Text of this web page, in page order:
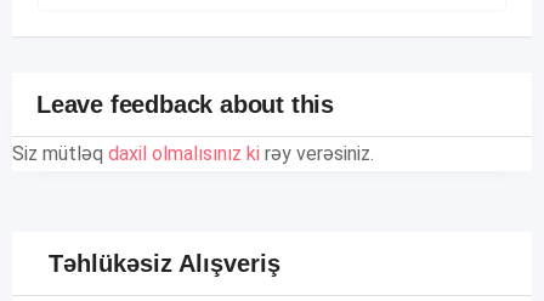
Leave feedback about this
Siz mütləq daxil olmalısınız ki rəy verəsiniz.
Təhlükəsiz Alışveriş